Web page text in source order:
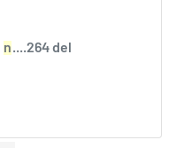
n....264 del